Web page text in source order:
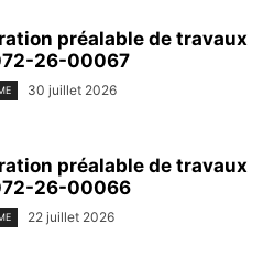
préalable de travaux
26-00067
30 juillet 2026
préalable de travaux
26-00066
22 juillet 2026